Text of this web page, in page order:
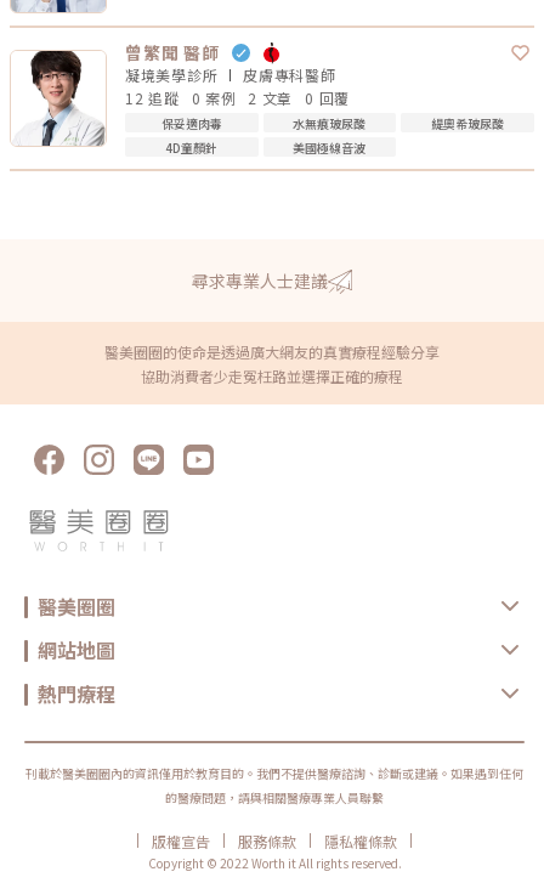
曾繁聞 醫師
凝境美學診所 皮膚專科醫師
12 追蹤
0 案例 2 文章 0 回覆
保妥適肉毒 水無痕玻尿酸
緹奧希玻尿酸
4D童顏針
美國極線音波
尋求專業人士建議
醫美圈圈的使命是透過廣大網友的真實療程經驗分享
協助消費者少走冤枉路並選擇正確的療程
醫美圈圈
網站地圖
熱門療程
刊載於醫美圈圈內的資訊僅用於教育目的。我們不提供醫療諮詢、診斷或建議。如果遇到任何
的醫療問題，請與相關醫療專業人員聯繫
| 版權宣告 | 服務條款 | 隱私權條款
|
Copyright © 2022 Worth it All rights reserved.